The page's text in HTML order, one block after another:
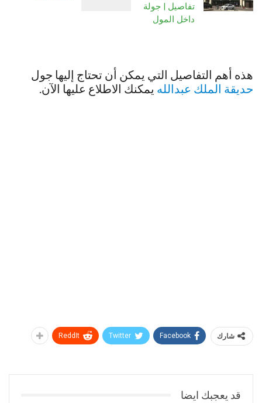
تفاصيل | جولة
داخل المول
هذه أهم التفاصيل التي يمكن أن تحتاج إليها جول
حديقة الملك عبدالله يمكنك الاطلاع عليها الآن.
شارك Facebook
Twitter
ReddIt
قد يعجبك ايضا